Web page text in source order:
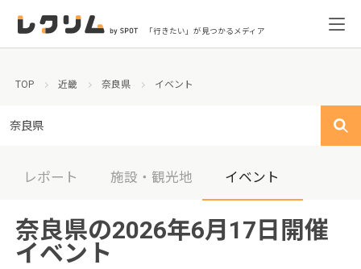
「行きたい」が見つかるメディア
TOP 近畿 奈良県 イベント
奈良県
レポート 施設・観光地 イベント
奈良県の2026年6月17日開催
イベント